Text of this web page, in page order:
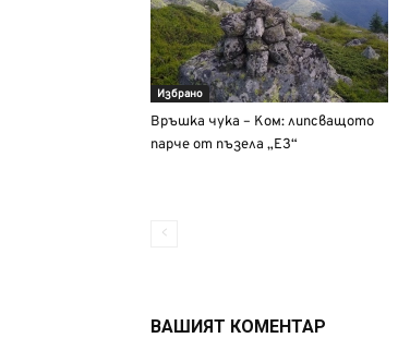
Избрано
Връшка чука – Ком: липсващото
парче от пъзела „Е3“
ВАШИЯТ КОМЕНТАР